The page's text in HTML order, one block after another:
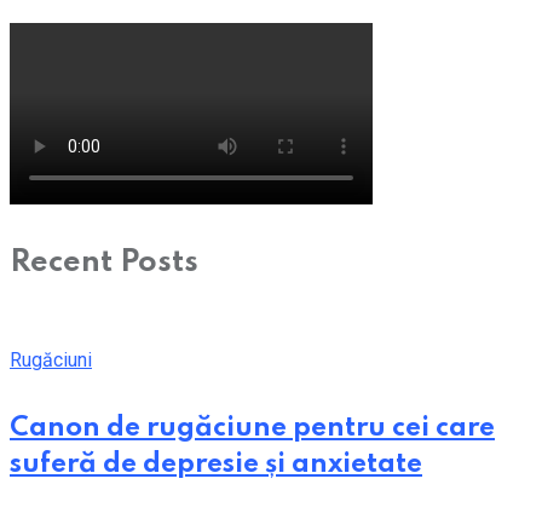
Recent Posts
Rugăciuni
Canon de rugăciune pentru cei care
suferă de depresie și anxietate